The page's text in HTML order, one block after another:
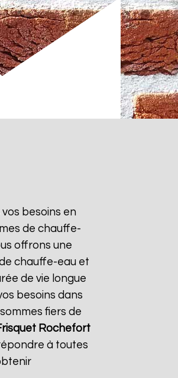
besoins en
de chauffe-
offrons une
chauffe-eau et
de vie longue
besoins dans
fiers de
Rochefort
à toutes